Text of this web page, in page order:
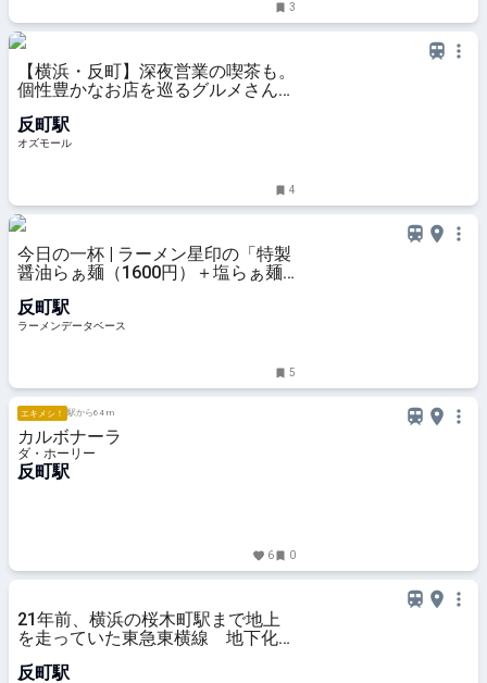
3
【横浜・反町】深夜営業の喫茶も。
個性豊かなお店を巡るグルメさんぽ
反町駅
オズモール
4
今日の一杯 | ラーメン星印の「特製
醤油らぁ麺（1600円）＋塩らぁ麺
ス
反町駅
ラーメンデータベース
5
エキメシ！ 駅から64 m
カルボナーラ
ダ・ホーリー
反町駅
6 0
21年前、横浜の桜木町駅まで地上
を走っていた東急東横線 地下化で
の今を訪ねる - おとなの週末Web
反町駅